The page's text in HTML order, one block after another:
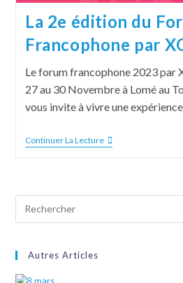
La 2e édition du
Francophone par
Le forum francophone 2023 par
27 au 30 Novembre à Lomé au
vous invite à vivre une
Continuer La Lecture
Autres Articles